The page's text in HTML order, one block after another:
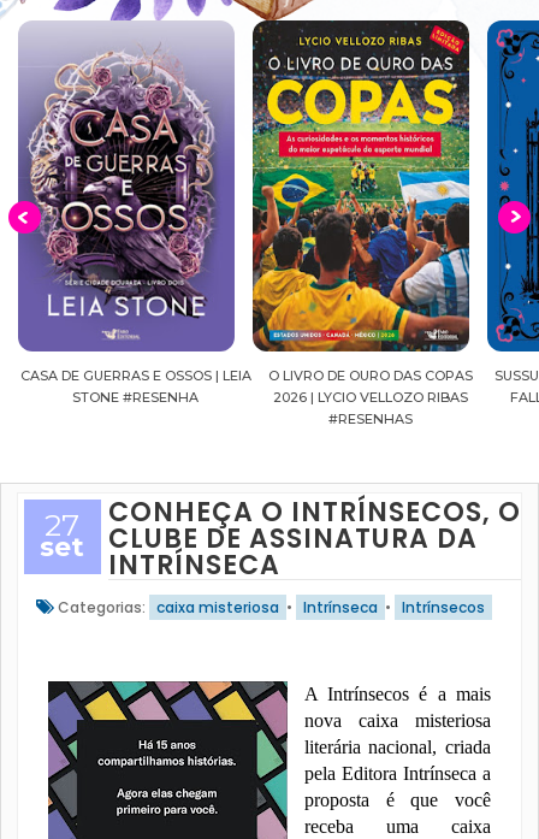
O LIVRO DE OURO DAS COPAS
2026 | LYCIO VELLOZO RIBAS
SUSSURROS AO LUAR | SHADOW
FALLS, VOL.04 | C.C.HUNTER
#RESENHA
27
set
CONHEÇA O INTRÍNSECOS, O
CLUBE DE ASSINATURA DA
INTRÍNSECA
Categorias: caixa misteriosa • Intrínseca • Intrínsecos
A Intrínsecos é a mais
nova caixa misteriosa
literária nacional, criada
pela Editora Intrínseca a
proposta é que você
receba uma caixa